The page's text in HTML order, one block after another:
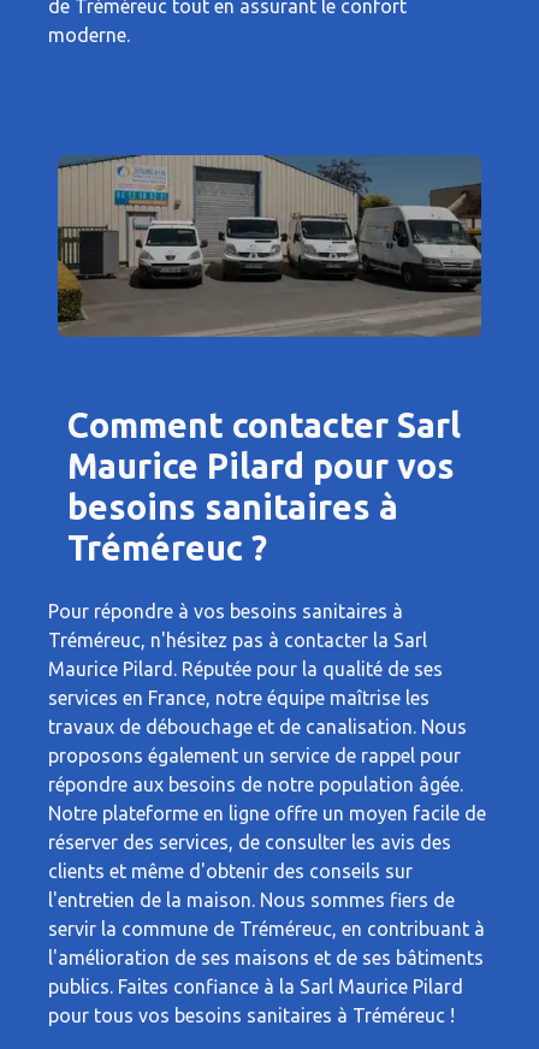
de Tréméreuc tout en assurant le confort
moderne.
Comment contacter Sarl
Maurice Pilard pour vos
besoins sanitaires à
Tréméreuc ?
Pour répondre à vos besoins sanitaires à
Tréméreuc, n'hésitez pas à contacter la Sarl
Maurice Pilard. Réputée pour la qualité de ses
services en France, notre équipe maîtrise les
travaux de débouchage et de canalisation. Nous
proposons également un service de rappel pour
répondre aux besoins de notre population âgée.
Notre plateforme en ligne offre un moyen facile de
réserver des services, de consulter les avis des
clients et même d'obtenir des conseils sur
l'entretien de la maison. Nous sommes fiers de
servir la commune de Tréméreuc, en contribuant à
l'amélioration de ses maisons et de ses bâtiments
publics. Faites confiance à la Sarl Maurice Pilard
pour tous vos besoins sanitaires à Tréméreuc !